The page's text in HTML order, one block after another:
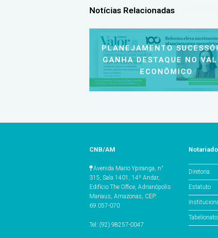
Notícias Relacionadas
PLANEJAMENTO
GANHA DESTAQUE NO
ECONÔMICO
CNB/AM
Avenida Mario Ypiranga, n°
315, Sala 1401, 14º Andar,
Edifício The Office, Adrianópolis
Manaus, Amazonas, CEP:
69.057-070
Tel: (92) 98257-0047
Diretoria
Estatuto